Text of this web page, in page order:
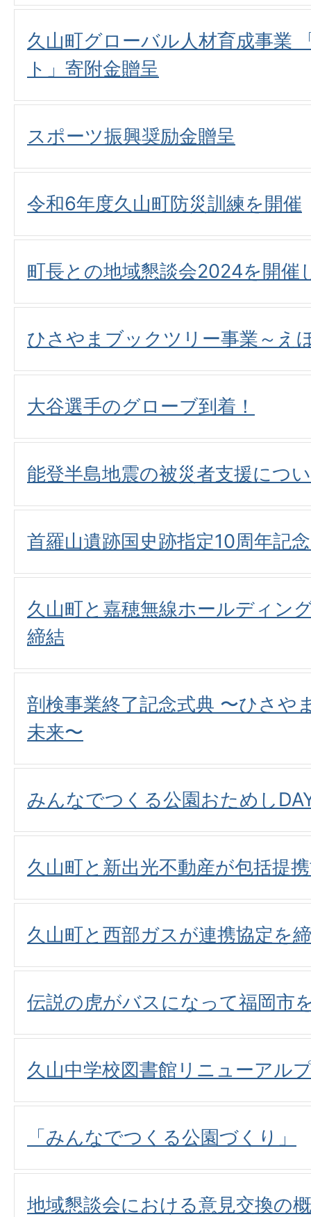
久山町グローバル人材育成事業
ト」寄附金贈呈
スポーツ振興奨励金贈呈
令和6年度久山町防災訓練を開催
町長との地域懇談会2024を開催
ひさやまブックツリー事業～え
大谷選手のグローブ到着！
能登半島地震の被災者支援につ
首羅山遺跡国史跡指定10周年記
久山町と嘉穂無線ホールディン
締結
剖検事業終了記念式典 〜ひさや
未来〜
みんなでつくる公園おためし
久山町と新出光不動産が包括提
久山町と西部ガスが連携協定を
伝説の虎がバスになって福岡市
久山中学校図書館リニューアル
「みんなでつくる公園づくり」
地域懇談会における意見交換の